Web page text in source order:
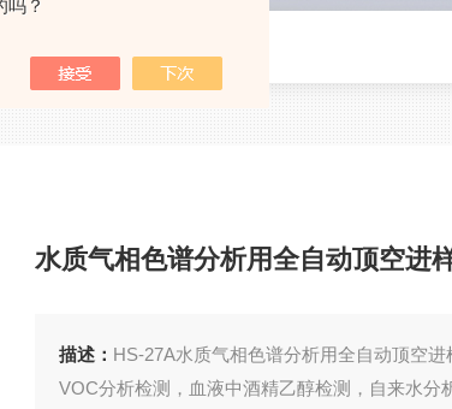
吗？
动顶空进样器
水质气相色谱分析用全自动顶空进
描述： HS-27A水质气相色谱分析用全自动顶空
VOC分析检测，血液中酒精乙醇检测，自来水分